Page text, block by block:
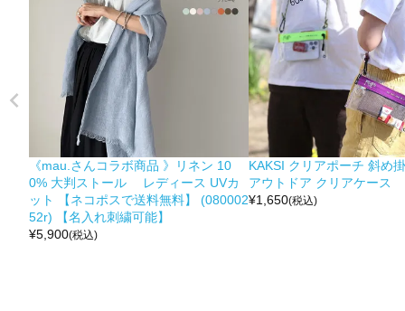
《mau.さんコラボ商品 》リネン 10
0% 大判ストール レディース UVカ
ット 【ネコポスで送料無料】 (080002
52r) 【名入れ刺繍可能】
¥5,900(税込)
KAKSI クリアポーチ 斜め
アウトドア クリアケース
¥1,650(税込)